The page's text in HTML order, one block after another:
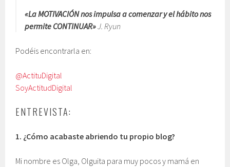
«La MOTIVACIÓN nos impulsa a comenzar y el hábito nos
permite CONTINUAR»J. Ryun
Podéis encontrarla en:
@ActituDigital
SoyActitudDigital
ENTREVISTA:
1. ¿Cómo acabaste abriendo tu propio blog?
Mi nombre es Olga, Olguita para muy pocos y mamá en